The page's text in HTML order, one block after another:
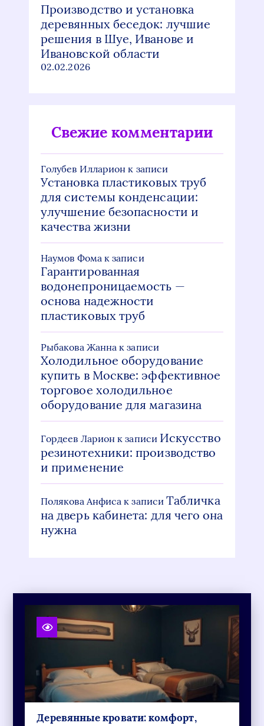
Производство и установка
деревянных беседок: лучшие
решения в Шуе, Иванове и
Ивановской области
02.02.2026
Свежие комментарии
Голубев Илларион к записи
Установка пластиковых труб
для системы конденсации:
улучшение безопасности и
качества жизни
Наумов Фомак записи
Гарантированная
водонепроницаемость —
основа надежности
пластиковых труб
Рыбакова Жанна к записи
Холодильное оборудование
купить в Москве: эффективное
торговое холодильное
оборудование для магазина
Гордеев Ларион к записи Искусство
резинотехники: производство
и применение
Полякова Анфиса к записиТабличка
на дверь кабинета: для чего она
нужна
Деревянные кровати: комфорт,